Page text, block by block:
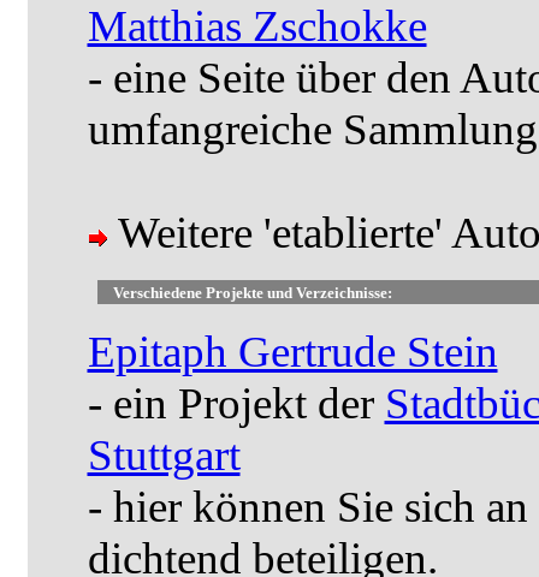
Matthias Zschokke
- eine Seite über den
umfangreiche
Weitere 'etablierte'
Verschiedene Projekte und Verzeichnisse:
Epitaph Gertrude Stein
- ein Projekt der
Stuttgart
- hier können Sie sich
dichtend beteiligen.